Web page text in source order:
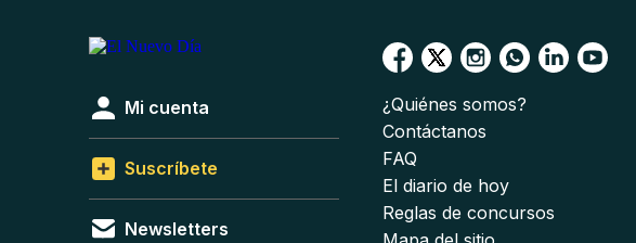
Mi cuenta
Suscríbete
Newsletters
¿Quiénes somos?
Contáctanos
FAQ
El diario de hoy
Reglas de concursos